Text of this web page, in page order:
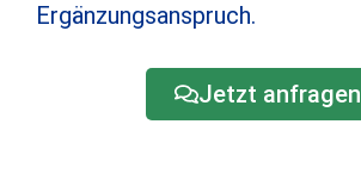
Ergänzungsanspruch.
Jetzt anfragen